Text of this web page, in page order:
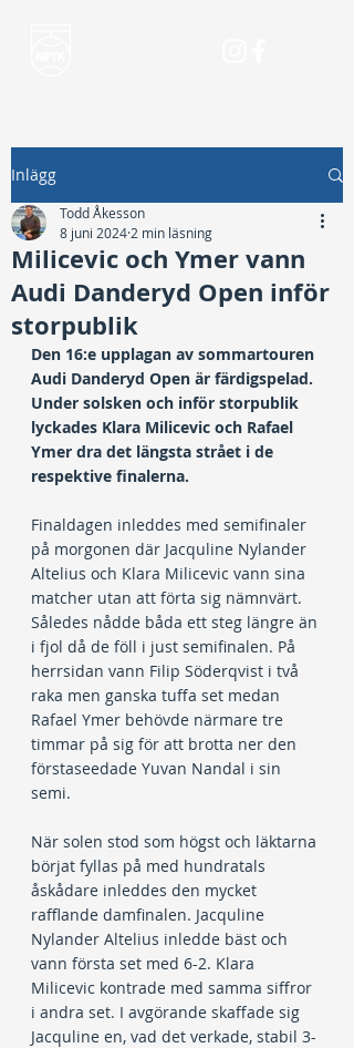
Inlägg
Milicevic och Ymer vann
Audi Danderyd Open inför
storpublik
Todd Åkesson
8 juni 2024 2 min läsning
Den 16:e upplagan av sommartouren
Audi Danderyd Open är färdigspelad.
Under solsken och inför storpublik
lyckades Klara Milicevic och Rafael
Ymer dra det längsta strået i de
respektive finalerna.
Finaldagen inleddes med semifinaler
på morgonen där Jacquline Nylander
Altelius och Klara Milicevic vann sina
matcher utan att förta sig nämnvärt.
Således nådde båda ett steg längre än
i fjol då de föll i just semifinalen. På
herrsidan vann Filip Söderqvist i två
raka men ganska tuffa set medan
Rafael Ymer behövde närmare tre
timmar på sig för att brotta ner den
förstaseedade Yuvan Nandal i sin
semi.
När solen stod som högst och läktarna
börjat fyllas på med hundratals
åskådare inleddes den mycket
rafflande damfinalen. Jacquline
Nylander Altelius inledde bäst och
vann första set med 6-2. Klara
Milicevic kontrade med samma siffror
i andra set. I avgörande skaffade sig
Jacquline en, vad det verkade, stabil 3-